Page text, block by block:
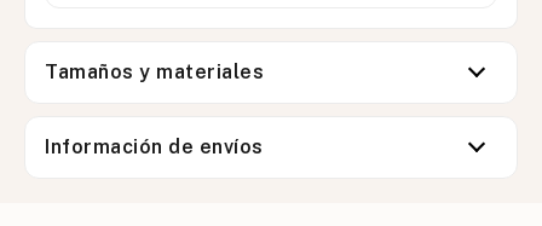
Tamaños y materiales
Información de envíos